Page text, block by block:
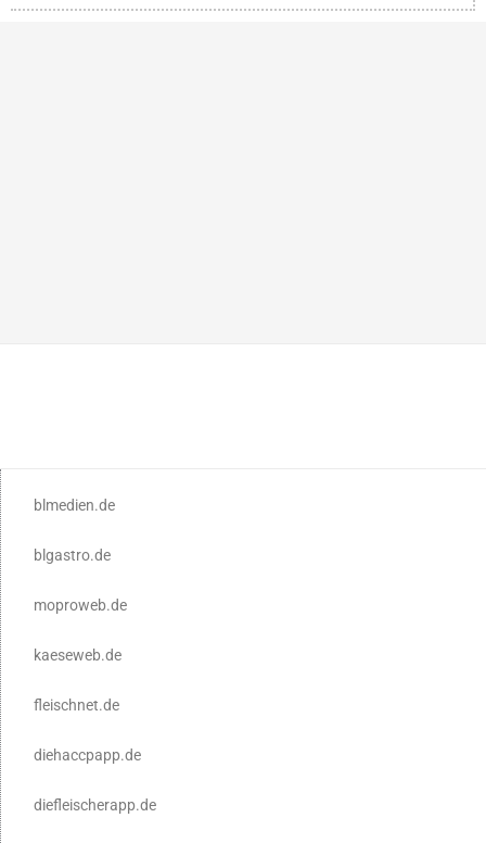
blmedien.de
blgastro.de
moproweb.de
kaeseweb.de
fleischnet.de
diehaccpapp.de
diefleischerapp.de